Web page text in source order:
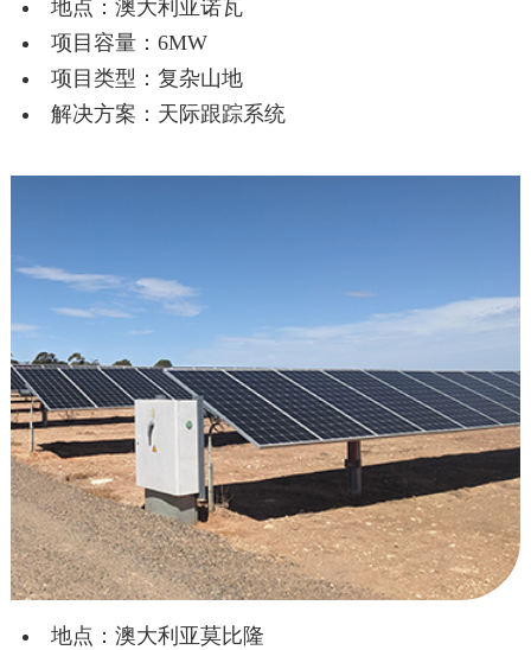
地点：澳大利亚诺瓦
项目容量：6MW
项目类型：复杂山地
解决方案：天际跟踪系统
地点：澳大利亚莫比隆